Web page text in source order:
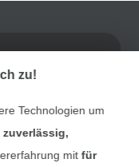
zu!
Technologien um
zuverlässig,
mitfür